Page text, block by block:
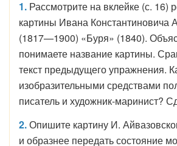
1. Рассмотрите на вклейке (с. 16)
картины Ивана Константиновича
(1817—1900) «Буря» (1840).
понимаете название картины.
текст предыдущего упражнения.
изобразительными средствами
писатель и художник-маринист?
2.Опишите картину И.
и образнее передать состояние